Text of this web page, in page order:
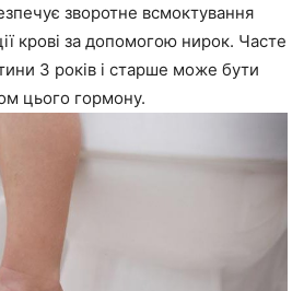
зворотне всмоктування
крові за допомогою нирок. Часте
3 років і старше може бути
цього гормону.